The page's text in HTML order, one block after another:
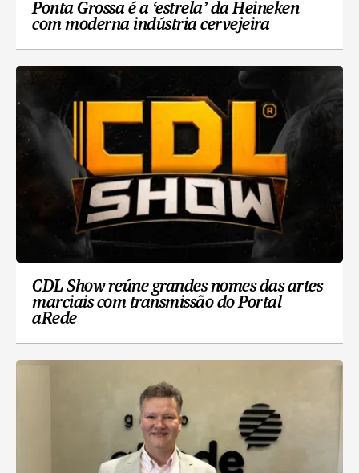
Ponta Grossa é a ‘estrela’ da Heineken
com moderna indústria cervejeira
CDL Show reúne grandes nomes das artes
marciais com transmissão do Portal
aRede